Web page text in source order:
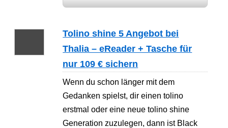
Tolino shine 5 Angebot bei
Thalia – eReader + Tasche für
nur 109 € sichern
Wenn du schon länger mit dem
Gedanken spielst, dir einen tolino
erstmal oder eine neue tolino shine
Generation zuzulegen, dann ist Black